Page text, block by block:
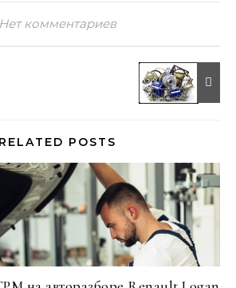
Нет комментариев
RELATED POSTS